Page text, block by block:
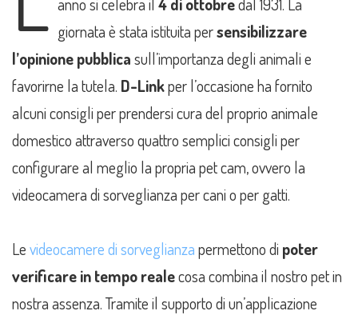
giornata è stata istituita persensibilizzare
l’opinione pubblicasull’importanza degli animali e
favorirne la tutela. D-Linkper l’occasione ha fornito
alcuni consigli per prendersi cura del proprio animale
domestico attraverso quattro semplici consigli per
configurare al meglio la propria pet cam, ovvero la
videocamera di sorveglianza per cani o per gatti.
Levideocamere di sorveglianzapermettono di poter
verificare in tempo realecosa combina il nostro pet in
nostra assenza. Tramite il supporto di un’applicazione